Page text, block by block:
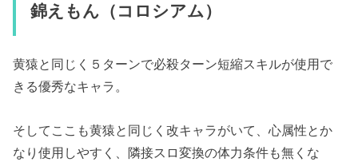
錦えもん（コロシアム）
黄猿と同じく５ターンで必殺ターン短縮スキルが使用で
きる優秀なキャラ。
そしてここも黄猿と同じく改キャラがいて、心属性とか
なり使用しやすく、隣接スロ変換の体力条件も無くな